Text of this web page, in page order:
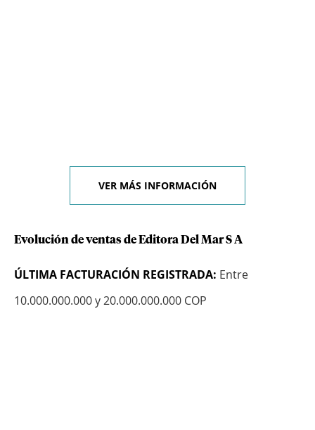
VER MÁS INFORMACIÓN
Evolución de ventas de Editora Del Mar S A
ÚLTIMA FACTURACIÓN REGISTRADA: Entre
10.000.000.000 y 20.000.000.000 COP